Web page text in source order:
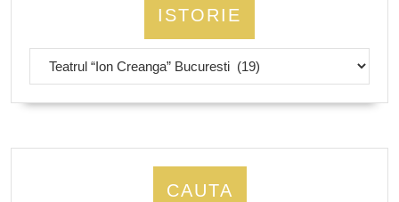
ISTORIE
CAUTA